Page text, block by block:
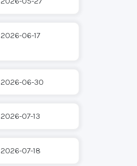
2026-06-17
2026-06-30
2026-07-13
2026-07-18